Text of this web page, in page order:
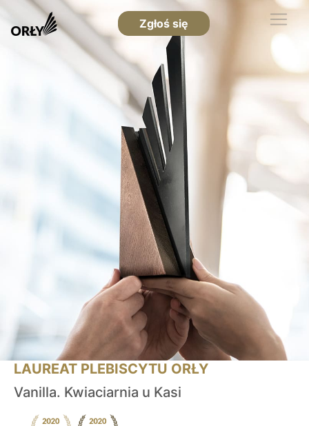
Zgłoś się
LAUREAT PLEBISCYTU ORŁY
Vanilla. Kwiaciarnia u Kasi